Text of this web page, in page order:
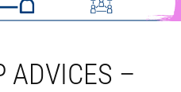
ADVICES –